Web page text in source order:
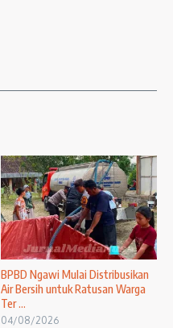
BPBD Ngawi Mulai Distribusikan
Air Bersih untuk Ratusan Warga
Ter ...
04/08/2026